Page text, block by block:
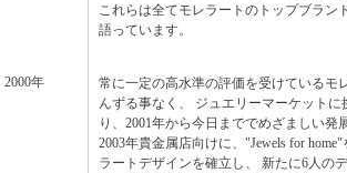
これらは全てモレラートのトップブラン
語っています。
2000年
常に一定の高水準の評価を受けているモ
んずる事なく、 ジュエリーマーケットに
り、2001年から今日まででめざましい発
2003年貴金属店向けに、"Jewels for
ラートデザインを確立し、 新たに6人の